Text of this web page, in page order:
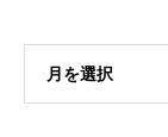
月を選択